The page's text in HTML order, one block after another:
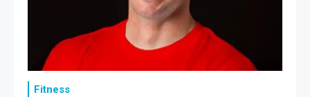
Fitness